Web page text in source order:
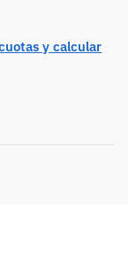
y calcular